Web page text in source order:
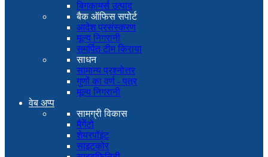
बिगकामर्स उत्पाद
बैक ऑफिस सपोर्ट
आदेश प्रसंस्करण
मूल्य निगरानी
समर्पित टीम किराया
साधन
सामान्य प्रश्नोत्तर
गुणों का वर्ण - पत्र
मूल्य निगरानी
वेब अप्प
सामग्री विकास
मैगेंटो
शेयरपॉइंट
साइटकोर